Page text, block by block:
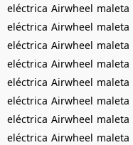
eléctrica Airwheel maleta
eléctrica Airwheel maleta
eléctrica Airwheel maleta
eléctrica Airwheel maleta
eléctrica Airwheel maleta
eléctrica Airwheel maleta
eléctrica Airwheel maleta
eléctrica Airwheel maleta